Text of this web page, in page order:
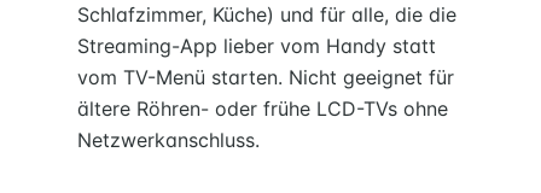
Schlafzimmer, Küche) und für alle, die die
Streaming-App lieber vom Handy statt
vom TV-Menü starten. Nicht geeignet für
ältere Röhren- oder frühe LCD-TVs ohne
Netzwerkanschluss.